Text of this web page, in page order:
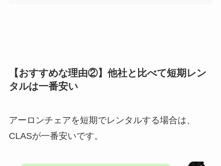
【おすすめな理由②】他社と比べて短期レン
タルは一番安い
アーロンチェアを短期でレンタルする場合は、
CLASが一番安いです。